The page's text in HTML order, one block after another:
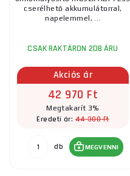
cserélhető akkumulátorral,
napelemmel, ...
CSAK RAKTÁRON 2DB ÁRU
Akciós ár
42 970 Ft
Megtakarít 3%
Eredeti ár:44 300 Ft
db MEGVENNI